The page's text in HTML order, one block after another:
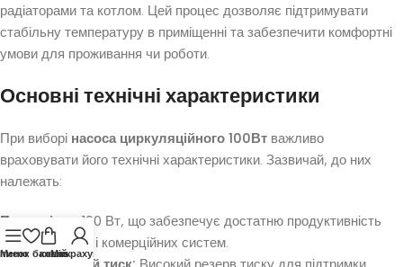
радіаторами та котлом. Цей процес дозволяє підтримувати
стабільну температуру в приміщенні та забезпечити комфортні
умови для проживання чи роботи.
Основні технічні характеристики
При виборі насоса циркуляційного 100Вт важливо
враховувати його технічні характеристики. Зазвичай, до них
належать:
Потужність:
100 Вт, що забезпечує достатню продуктивність
для побутових і комерційних систем.
Меню бажань
кошик
Мій рахунок